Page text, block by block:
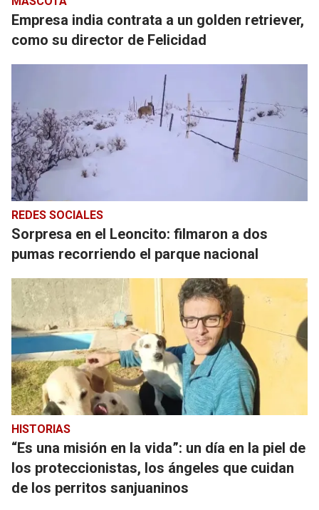
Empresa india contrata a un golden retriever,
como su director de Felicidad
REDES SOCIALES
Sorpresa en el Leoncito: filmaron a dos
pumas recorriendo el parque nacional
HISTORIAS
“Es una misión en la vida”: un día en la piel de
los proteccionistas, los ángeles que cuidan
de los perritos sanjuaninos